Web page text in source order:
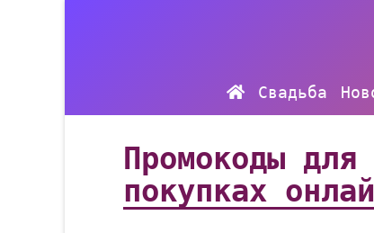
Свадьба
Промокоды
покупках